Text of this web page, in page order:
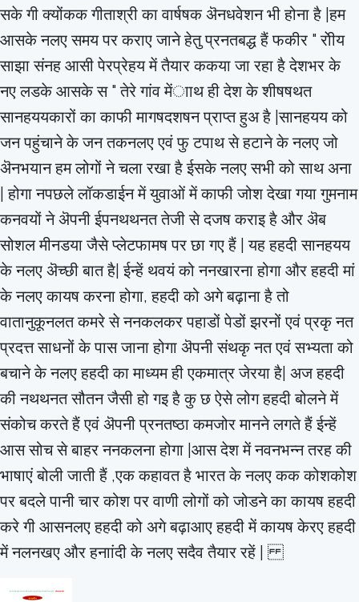
सके गी क्योंकक गीताश्री का वार्षषक ऄनधवेशन भी होना है |हम
आसके नलए समय पर कराए जाने हेतु प्रनतबद्ध हैं फकीर " राेीय
साझा संनह आसी पेरप्रेहय में तैयार ककया जा रहा है देशभर के
नए लडके आसके स " तेरे गांव मेंााथ ही देश के शीषषथत
सानहययकारों का काफी मागषदशषन प्राप्त हुअ है |सानहयय को
जन पहुंचाने के जन तकनलए एवं फु टपाथ से हटाने के नलए जो
ऄनभयान हम लोगों ने चला रखा है ईसके नलए सभी को साथ अना
| होगा नपछले लॉकडाईन में युवाओं में काफी जोश देखा गया गुमनाम
कनवयों ने ऄपनी ईपनथथनत तेजी से दजष कराइ है और ऄब
सोशल मीनडया जैसे प्लेटफामष पर छा गए हैं | यह हहदी सानहयय
के नलए ऄच्छी बात है| ईन्हें थवयं को ननखारना होगा और हहदी मां
के नलए कायष करना होगा, हहदी को अगे बढ़ाना है तो
वातानुकूनलत कमरे से ननकलकर पहाडों पेडों झरनों एवं प्रकृ नत
प्रदत्त साधनों के पास जाना होगा ऄपनी संथकृ नत एवं सभ्यता को
बचाने के नलए हहदी का माध्यम ही एकमात्र जेरया है| अज हहदी
की नथथनत सौतन जैसी हो गइ है कु छ ऐसे लोग हहदी बोलने में
संकोच करते हैं एवं ऄपनी प्रनतष्ठा कमजोर मानने लगते हैं ईन्हें
आस सोच से बाहर ननकलना होगा |आस देश में नवनभन्न तरह की
भाषाएं बोली जाती हैं ,एक कहावत है भारत के नलए कक कोशकोश
पर बदले पानी चार कोश पर वाणी लोगों को जोडने का कायष हहदी
करे गी आसनलए हहदी को अगे बढ़ाआए हहदी में कायष केरए हहदी
में नलनखए और हनाांदी के नलए सदैव तैयार रहें |